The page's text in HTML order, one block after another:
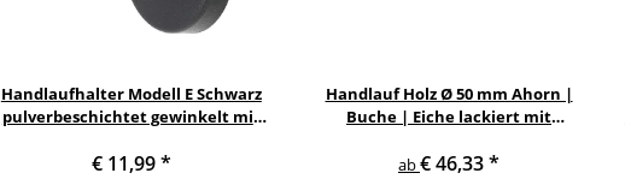
Handlaufhalter Modell E Schwarz
pulverbeschichtet gewinkelt mit
€ 11,99*
Handlauf Holz Ø 50 mm Ahorn |
Buche | Eiche lackiert mit
Edelstahlhalter
ab€ 46,33*